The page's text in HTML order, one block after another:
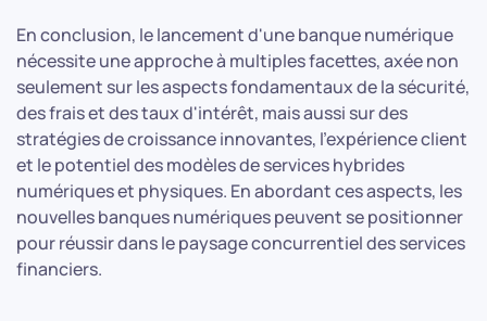
En conclusion, le lancement d'une banque numérique
nécessite une approche à multiples facettes, axée non
seulement sur les aspects fondamentaux de la sécurité,
des frais et des taux d'intérêt, mais aussi sur des
stratégies de croissance innovantes, l'expérience client
et le potentiel des modèles de services hybrides
numériques et physiques. En abordant ces aspects, les
nouvelles banques numériques peuvent se positionner
pour réussir dans le paysage concurrentiel des services
financiers.